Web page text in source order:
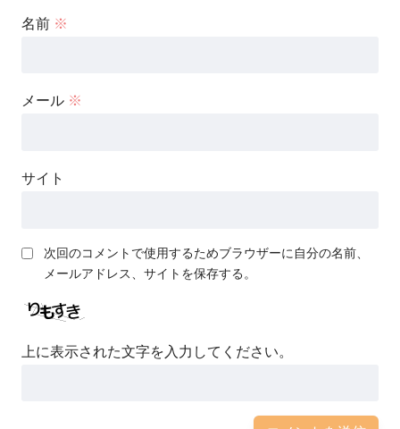
名前 ※
メール ※
サイト
次回のコメントで使用するためブラウザーに自分の名前、
メールアドレス、サイトを保存する。
上に表示された文字を入力してください。